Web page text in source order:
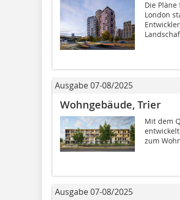
Die
London
Ausgabe 07-08/2025
Wohngebäude, Trier
Mit dem
zum
Ausgabe 07-08/2025